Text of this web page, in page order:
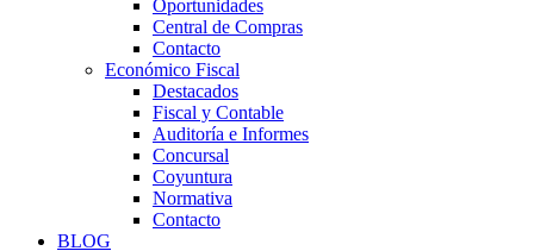
Oportunidades
Central de Compras
Contacto
Económico Fiscal
Destacados
Fiscal y Contable
Auditoría e Informes
Concursal
Coyuntura
Normativa
Contacto
BLOG